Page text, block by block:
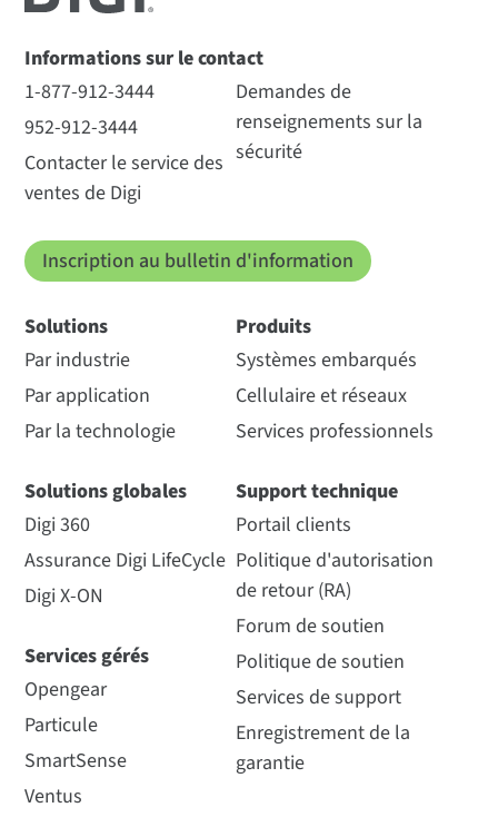
Informations sur le contact
1-877-912-3444
952-912-3444
Contacter le service des
ventes de Digi
Demandes de
renseignements sur la
sécurité
Inscription au bulletin d'information
Solutions
Par industrie
Par application
Par la technologie
Solutions globales
Digi 360
Assurance Digi LifeCycle
Digi X-ON
Services gérés
Opengear
Particule
SmartSense
Ventus
Produits
Systèmes embarqués
Cellulaire et réseaux
Services professionnels
Support technique
Portail clients
Politique d'autorisation
de retour (RA)
Forum de soutien
Politique de soutien
Services de support
Enregistrement de la
garantie